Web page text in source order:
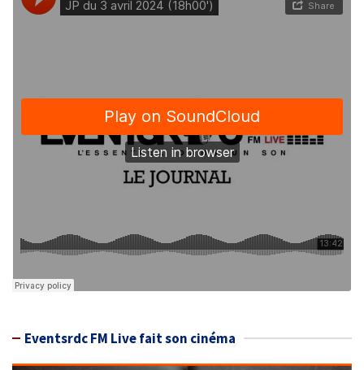
Eventsrdc FM Live fait son cinéma